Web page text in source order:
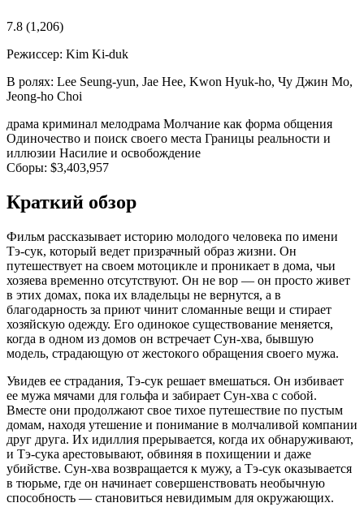
7.8 (1,206)
Режиссер: Kim Ki-duk
В ролях: Lee Seung-yun, Jae Hee, Kwon Hyuk-ho, Чу Джин Мо,
Jeong-ho Choi
драма криминал мелодрама Молчание как форма общения
Одиночество и поиск своего места Границы реальности и
иллюзии Насилие и освобождение
Сборы: $3,403,957
Краткий обзор
Фильм рассказывает историю молодого человека по имени
Тэ-сук, который ведет призрачный образ жизни. Он
путешествует на своем мотоцикле и проникает в дома, чьи
хозяева временно отсутствуют. Он не вор — он просто живет
в этих домах, пока их владельцы не вернутся, а в
благодарность за приют чинит сломанные вещи и стирает
хозяйскую одежду. Его одинокое существование меняется,
когда в одном из домов он встречает Сун-хва, бывшую
модель, страдающую от жестокого обращения своего мужа.
Увидев ее страдания, Тэ-сук решает вмешаться. Он избивает
ее мужа мячами для гольфа и забирает Сун-хва с собой.
Вместе они продолжают свое тихое путешествие по пустым
домам, находя утешение и понимание в молчаливой компании
друг друга. Их идиллия прерывается, когда их обнаруживают,
и Тэ-сука арестовывают, обвиняя в похищении и даже
убийстве. Сун-хва возвращается к мужу, а Тэ-сук оказывается
в тюрьме, где он начинает совершенствовать необычную
способность — становиться невидимым для окружающих.